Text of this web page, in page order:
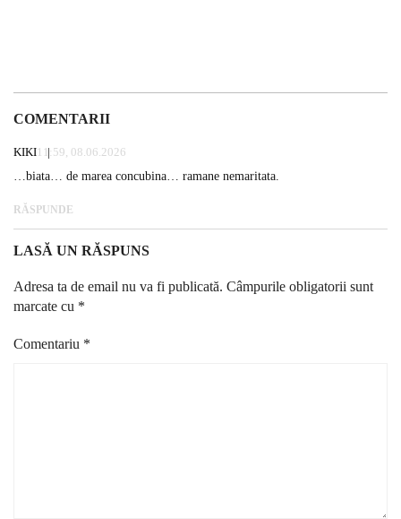
COMENTARII
KIKI11:59, 08.06.2026
…biata… de marea concubina… ramane nemaritata.
RĂSPUNDE
LASĂ UN RĂSPUNS
Adresa ta de email nu va fi publicată. Câmpurile obligatorii sunt
marcate cu *
Comentariu *